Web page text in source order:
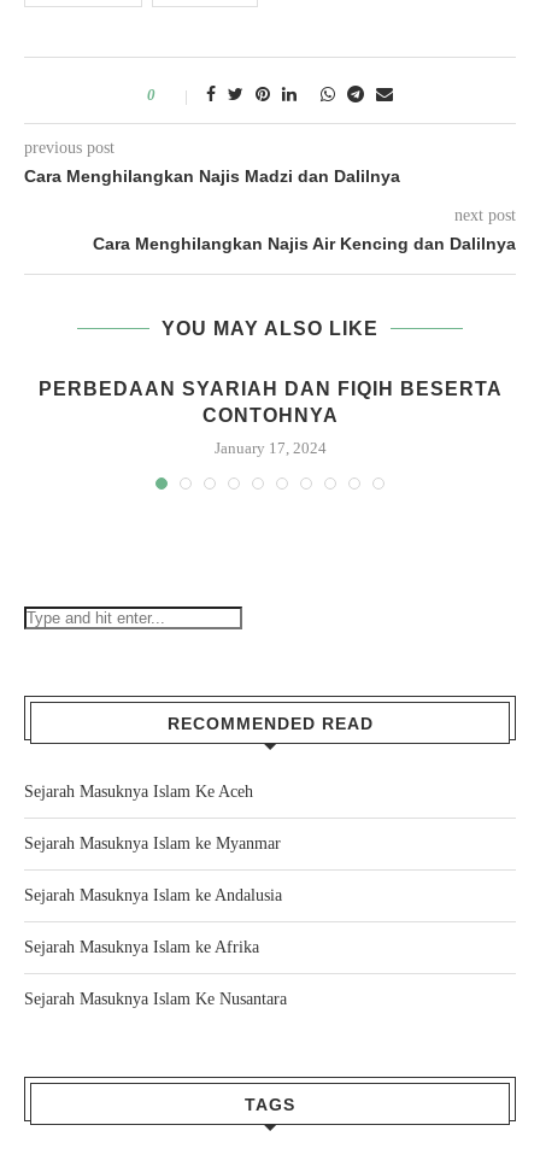
0
previous post
Cara Menghilangkan Najis Madzi dan Dalilnya
next post
Cara Menghilangkan Najis Air Kencing dan Dalilnya
YOU MAY ALSO LIKE
PERBEDAAN SYARIAH DAN FIQIH BESERTA
CONTOHNYA
January 17, 2024
RECOMMENDED READ
Sejarah Masuknya Islam Ke Aceh
Sejarah Masuknya Islam ke Myanmar
Sejarah Masuknya Islam ke Andalusia
Sejarah Masuknya Islam ke Afrika
Sejarah Masuknya Islam Ke Nusantara
TAGS